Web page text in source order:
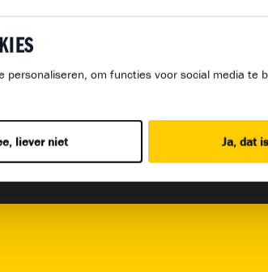
om functies voor social media te
liever niet Ja, dat